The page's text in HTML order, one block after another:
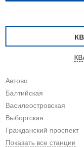
Автово
Балтийская
Василеостровская
Выборгская
Гражданский проспект
Показать все станции